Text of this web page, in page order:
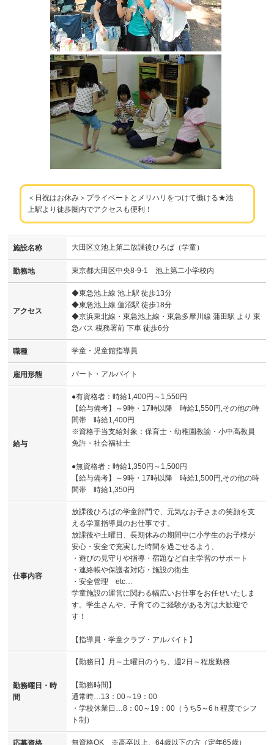
＜日祝はお休み＞プライベートとメリハリをつけて働ける★池
上駅より徒歩圏内でアクセスも便利！
施設名称 大田区立池上第二放課後ひろば（学童）
勤務地 東京都大田区中央8-9-1 池上第二小学校内
アクセス
◆東急池上線 池上駅 徒歩13分
◆東急池上線 蓮沼駅 徒歩18分
◆京浜東北線・東急池上線・東急多摩川線 蒲田駅 より 東
急バス 税務署前 下車 徒歩6分
職種 学童・児童館指導員
雇用形態 パート・アルバイト
給与
●有資格者：時給1,400円～1,550円
【給与備考】～9時・17時以降 時給1,550円,その他の時
間帯 時給1,400円
※資格手当支給対象：保育士・幼稚園教諭・小中高教員
免許・社会福祉士
●無資格者：時給1,350円～1,500円
【給与備考】～9時・17時以降 時給1,500円,その他の時
間帯 時給1,350円
仕事内容
放課後ひろばの学童部門で、元気なお子さまの笑顔を支
える学童指導員のお仕事です。
放課後や土曜日、長期休みの期間中に小学生のお子様が
安心・安全で充実した時間を過ごせるよう、
・遊びの見守りや指導・宿題など自主学習のサポート
・連絡帳や保護者対応・施設の衛生
・安全管理 etc…
学童施設の運営に関わる幅広いお仕事をお任せいたしま
す。学生さんや、子育てのご経験がある方は大歓迎で
す！
【指導員・学童クラブ・アルバイト】
勤務曜日・時
間
【勤務日】月～土曜日のうち、週2日～程度勤務
【勤務時間】
通常時…13：00～19：00
・学校休業日…8：00～19：00（うち5～6ｈ程度でシフ
ト制）
応募資格 無資格OK ※高卒以上、64歳以下の方（定年65歳）